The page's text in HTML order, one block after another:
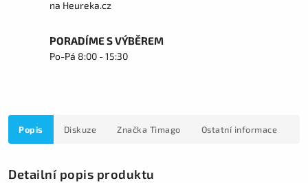
na Heureka.cz
PORADÍME S VÝBĚREM
Po-Pá 8:00 - 15:30
Popis Diskuze Značka Timago Ostatní informace
Detailní popis produktu